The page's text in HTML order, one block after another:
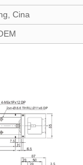
Cina